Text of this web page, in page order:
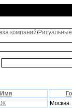
компаний/
Имя
Москва